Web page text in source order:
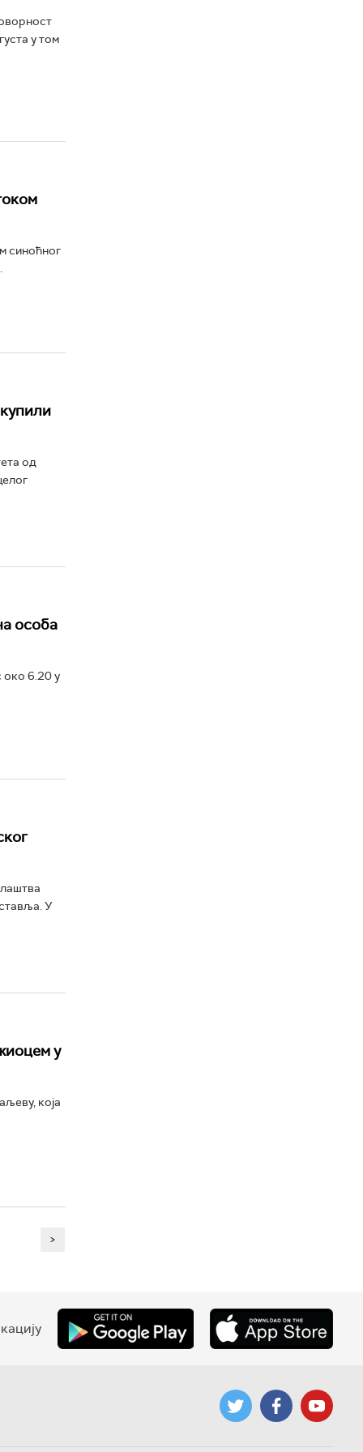
у том
синоћног
од
особа
око 6.20 у
У
у
која
>